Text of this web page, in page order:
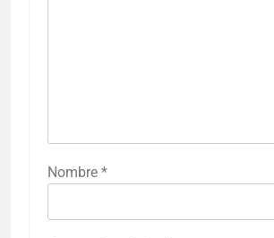
Nombre *